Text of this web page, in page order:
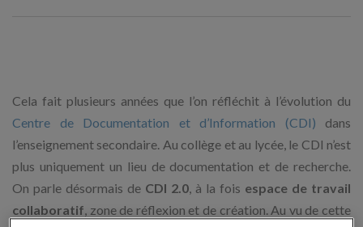
Cela fait plusieurs années que l’on réfléchit à l’évolution du
Centre de Documentation et d’Information (CDI) dans
l’enseignement secondaire. Au collège et au lycée, le CDI n’est
plus uniquement un lieu de documentation et de recherche.
On parle désormais de CDI 2.0, à la fois espace de travail
collaboratif, zone de réflexion et de création. Au vu de cette